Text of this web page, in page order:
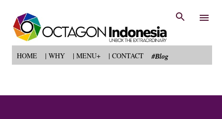
HOME | WHY | MENU+ | CONTACT #Blog